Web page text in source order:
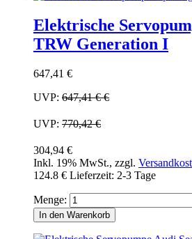
Elektrische
TRW Generation I
647,41 €
UVP: 647,41 €€
UVP: 770,42 €
304,94 €
Inkl. 19% MwSt., zzgl.
124.8 € Lieferzeit: 2-3 Tage
Menge:
In den Warenkorb